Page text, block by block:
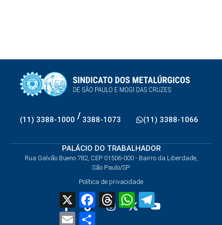
(11) 3388-1000 / 3388-1073 (11) 3388-1066
PALÁCIO DO TRABALHADOR
Rua Galvão Bueno 782, CEP 01506-000 - Bairro da Liberdade,
São Paulo/SP
Política de privacidade
X FacebookThreadsWhatsApp
Email